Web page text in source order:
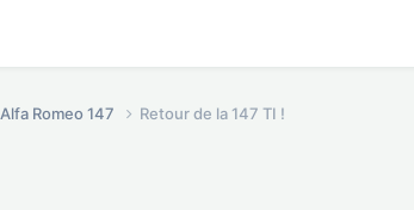
Alfa Romeo 147 Retour de la 147 TI !